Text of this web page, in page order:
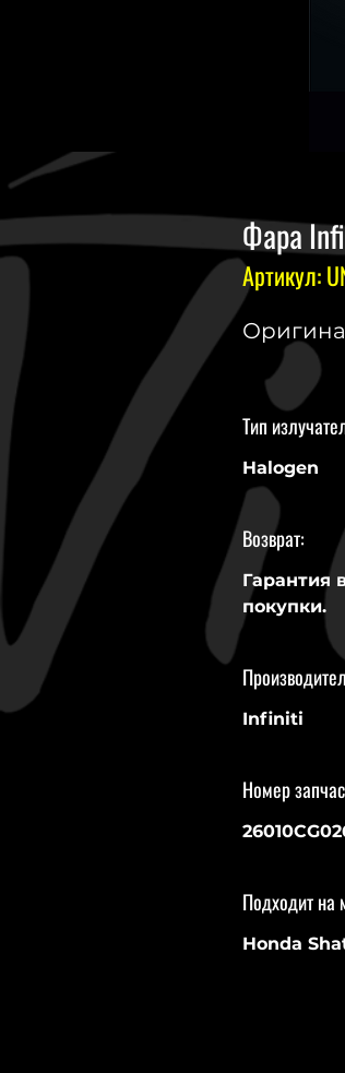
Фара
Артикул:
Тип
Halogen
Возврат:
Гарантия
покупки.
Infiniti
Номер
Подходит на
Honda